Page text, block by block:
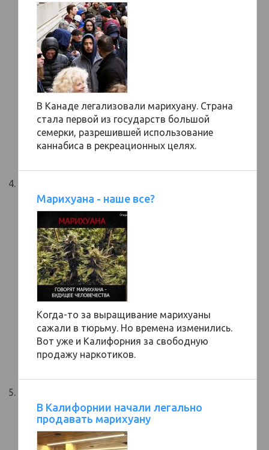
В Канаде легализовали марихуану. Страна
стала первой из государств большой
семерки, разрешившей использование
каннабиса в рекреационных целях.
Марихуана - наше все?
Когда-то за выращивание марихуаны
сажали в тюрьму. Но времена изменились.
Вот уже и Калифорния за свободную
продажу наркотиков.
В Калифорнии начали легально
продавать марихуану